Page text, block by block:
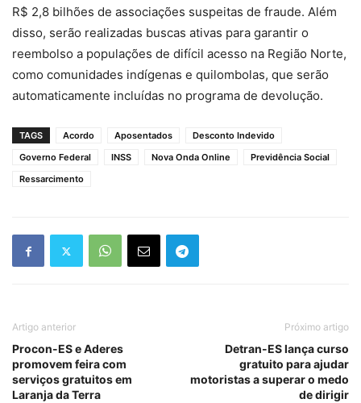
R$ 2,8 bilhões de associações suspeitas de fraude. Além
disso, serão realizadas buscas ativas para garantir o
reembolso a populações de difícil acesso na Região Norte,
como comunidades indígenas e quilombolas, que serão
automaticamente incluídas no programa de devolução.
TAGS Acordo Aposentados
Desconto Indevido
Governo Federal
INSS Nova Onda Online
Previdência Social
Ressarcimento
Artigo anterior
Procon-ES e Aderes
promovem feira com
serviços gratuitos em
Laranja da Terra
Próximo artigo
Detran-ES lança curso
gratuito para ajudar
motoristas a superar o medo
de dirigir